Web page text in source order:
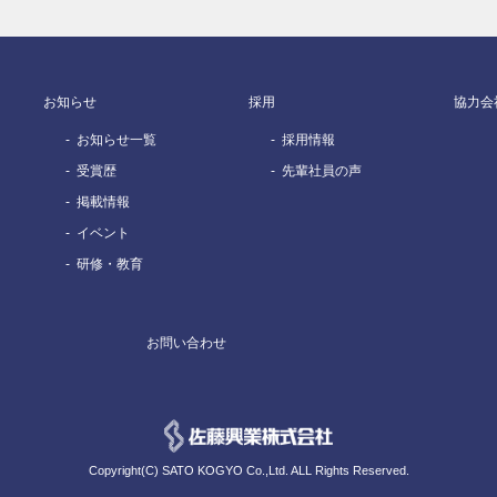
お知らせ
お知らせ一覧
受賞歴
掲載情報
イベント
研修・教育
採用
採用情報
先輩社員の声
協力会
お問い合わせ
Copyright(C) SATO KOGYO Co.,Ltd. ALL Rights Reserved.